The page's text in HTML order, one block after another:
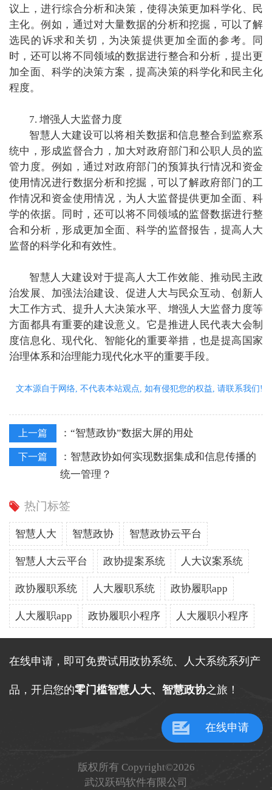
议上，进行综合分析和决策，使得决策更加科学化、民
主化。例如，通过对大量数据的分析和挖掘，可以了解
选民的诉求和关切，为决策提供更加全面的参考。同
时，还可以将不同领域的数据进行整合和分析，提出更
加全面、科学的决策方案，提高决策的科学化和民主化
程度。
7. 增强人大监督力度
智慧人大建设可以将相关数据和信息整合到监察系
统中，形成监督合力，加大对政府部门和公职人员的监
管力度。例如，通过对政府部门的预算执行情况和资金
使用情况进行数据分析和挖掘，可以了解政府部门的工
作情况和资金使用情况，为人大监督提供更加全面、科
学的依据。同时，还可以将不同领域的监督数据进行整
合和分析，形成更加全面、科学的监督报告，提高人大
监督的科学化和有效性。
智慧人大建设对于提高人大工作效能、推动民主政
治发展、加强法治建设、促进人大与民众互动、创新人
大工作方式、提升人大决策水平、增强人大监督力度等
方面都具有重要的建设意义。它是推进人民代表大会制
度信息化、现代化、智能化的重要举措，也是提高国家
治理体系和治理能力现代化水平的重要手段。
文本源自于网络, 不代表本站观点, 如有侵犯您的权益, 请联系我们!
上一篇 ： “智慧政协”数据大屏的用处
下一篇 ： 智慧政协如何实现数据集成和信息传播的
统一管理？
热门标签
智慧人大 智慧政协 智慧政协云平台
智慧人大云平台 政协提案系统 人大议案系统
政协履职系统 人大履职系统 政协履职app
人大履职app 政协履职小程序 人大履职小程序
在线申请，即可免费试用政协系统、人大系统系列产
品，开启您的零门槛智慧人大、智慧政协之旅！
在线申请
版权所有 Copyright©2026
武汉跃码软件有限公司